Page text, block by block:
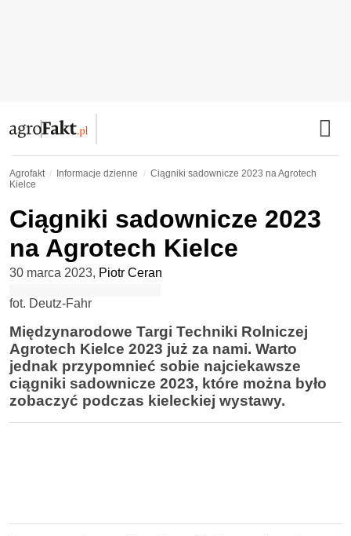
Agrofakt Informacje dzienne
Ciągniki sadownicze 2023 na Agrotech
Kielce
Ciągniki sadownicze 2023
na Agrotech Kielce
30 marca 2023, Piotr Ceran
fot. Deutz-Fahr
Międzynarodowe Targi Techniki Rolniczej
Agrotech Kielce 2023 już za nami. Warto
jednak przypomnieć sobie najciekawsze
ciągniki sadownicze 2023, które można było
zobaczyć podczas kieleckiej wystawy.